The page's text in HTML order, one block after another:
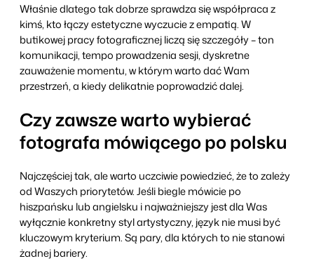
Właśnie dlatego tak dobrze sprawdza się współpraca z
kimś, kto łączy estetyczne wyczucie z empatią. W
butikowej pracy fotograficznej liczą się szczegóły – ton
komunikacji, tempo prowadzenia sesji, dyskretne
zauważenie momentu, w którym warto dać Wam
przestrzeń, a kiedy delikatnie poprowadzić dalej.
Czy zawsze warto wybierać
fotografa mówiącego po polsku
Najczęściej tak, ale warto uczciwie powiedzieć, że to zależy
od Waszych priorytetów. Jeśli biegle mówicie po
hiszpańsku lub angielsku i najważniejszy jest dla Was
wyłącznie konkretny styl artystyczny, język nie musi być
kluczowym kryterium. Są pary, dla których to nie stanowi
żadnej bariery.